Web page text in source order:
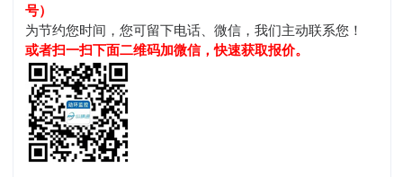
号）
为节约您时间，您可留下电话、微信，我们主动联系您！
或者扫一扫下面二维码加微信，快速获取报价。